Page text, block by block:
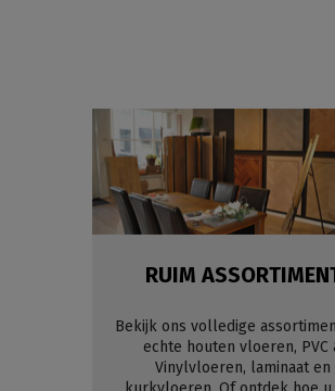
RUIM
Bekijk ons volledige
echte houten vloeren, PVC
Vinylvloeren, laminaat en